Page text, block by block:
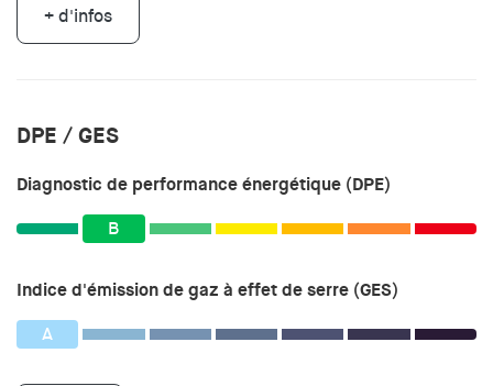
+ d'infos
DPE / GES
Diagnostic de performance énergétique (DPE)
B
Indice d'émission de gaz à effet de serre (GES)
A